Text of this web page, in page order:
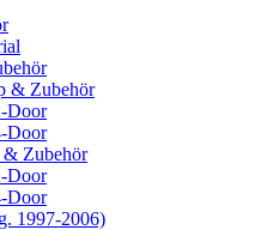
& Zubehör
Door
Door
& Zubehör
Door
Door
1997-2006)